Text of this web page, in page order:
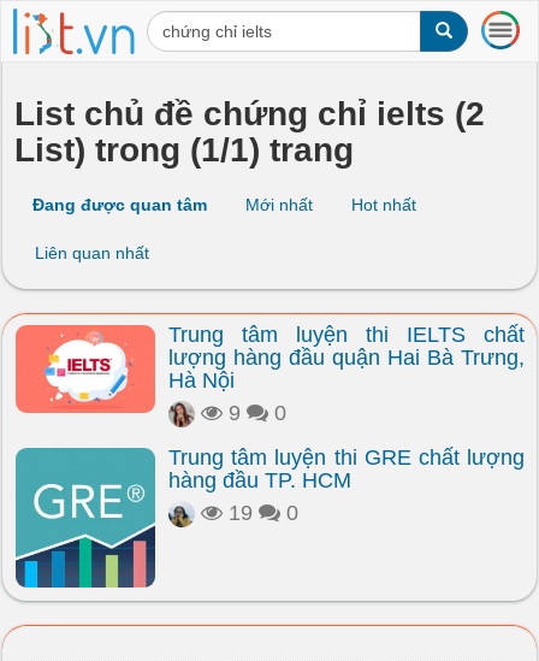
T
o
l
a
t
o
List chủ đề chứng chỉ ielts (2
List) trong (1/1) trang
Đang được quan tâm Mới nhất Hot nhất
Liên quan nhất
Trung tâm luyện thi IELTS chất
lượng hàng đầu quận Hai Bà Trưng,
Hà Nội
9
0
Trung tâm luyện thi GRE chất lượng
hàng đầu TP. HCM
19
0